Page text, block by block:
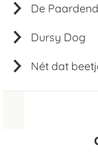
De
Dursy Dog
Nét dat